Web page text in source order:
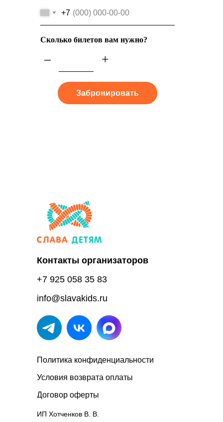
+7
Сколько билетов вам нужно?
– +
Забронировать
info@slavakids.ru
Контакты организаторов
+7 925 058 35 83
ИП Хотченков В. В.
Политика конфиденциальности
Условия возврата оплаты
Договор оферты